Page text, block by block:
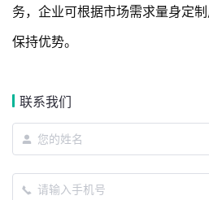
务，企业可根据市场需求量身定
保持优势。
联系我们